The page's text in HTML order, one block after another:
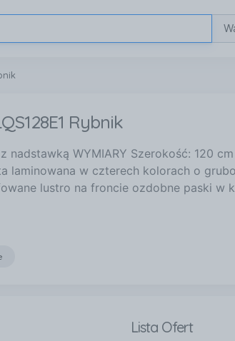
Rybnik
nadstawką WYMIARY Szerokość: 120
laminowana w czterech kolorach o
lustro na froncie ozdobne paski w
Lista Ofert